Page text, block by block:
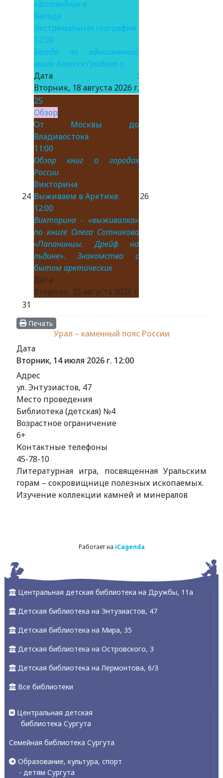
«Заповедник в
Беседа
Экстремальная география
12:00
Беседа по одноимённой
книге Алексея Гридина о
Дата :
Вторник, 18 августа 2026 г.
24
25
Обзор
От Москвы до
Владивостока
11:00
Обзор книг о городах
России
Викторина
Выживаем в Арктике
12:00
Викторина - «выживалка»
по книге Олега Сотникова
«Папанинцы. Дрейф на
льдине». Знакомство с
бытом арктических
Дата :
Вторник, 25 августа 2026 г.
26
31
Печать
Урал – каменный пояс России
Дата
Вторник, 14 июля 2026 г. 12:00
Адрес
ул. Энтузиастов, 47
Место проведения
Библиотека (детская) №4
Возрастное ограничение
6+
Контактные телефоны
45-78-10
Литературная игра, посвященная Уральским
горам – сокровищнице полезных ископаемых.
Изучение коллекции камней и минералов
Работает на iCagenda
Центральная детская библиотека на Дружбы, 11а
Детская библиотека на Энтузиастов, 47
Детская библиотека на Мира, 35
Детская библиотека на Островского, 3
Детская библиотека на Лермонтова, 6/3
Все библиотеки
Центральная детская
библиотека Сургута
Семейная библиотека Сургута
Образование, культура, спорт
- детям Сургута